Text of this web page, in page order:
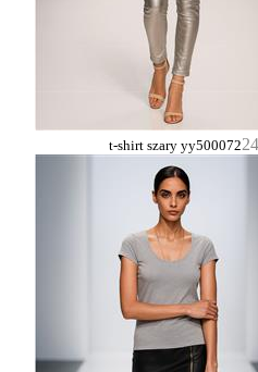
t-shirt szary yy500072